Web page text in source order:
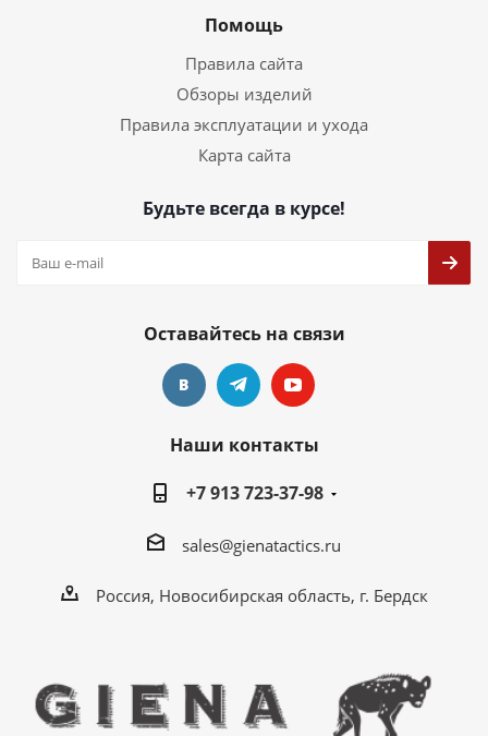
Помощь
Правила сайта
Обзоры изделий
Правила эксплуатации и ухода
Карта сайта
Будьте всегда в курсе!
Оставайтесь на связи
Наши контакты
+7 913 723-37-98
sales@gienatactics.ru
Россия, Новосибирская область, г. Бердск